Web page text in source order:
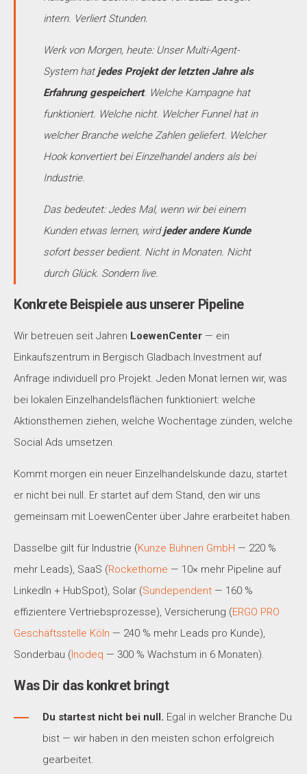
intern. Verliert Stunden.
Werk von Morgen, heute: Unser Multi-Agent-
System hat jedes Projekt der letzten Jahre als
Erfahrung gespeichert. Welche Kampagne hat
funktioniert. Welche nicht. Welcher Funnel hat in
welcher Branche welche Zahlen geliefert. Welcher
Hook konvertiert bei Einzelhandel anders als bei
Industrie.
Das bedeutet: Jedes Mal, wenn wir bei einem
Kunden etwas lernen, wirdjeder andere Kunde
sofort besser bedient. Nicht in Monaten. Nicht
durch Glück. Sondern live.
Konkrete Beispiele aus unserer Pipeline
Wir betreuen seit Jahren LoewenCenter — ein
Einkaufszentrum in Bergisch Gladbach.Investment auf
Anfrage individuell pro Projekt. Jeden Monat lernen wir, was
bei lokalen Einzelhandelsflächen funktioniert: welche
Aktionsthemen ziehen, welche Wochentage zünden, welche
Social Ads umsetzen.
Kommt morgen ein neuer Einzelhandelskunde dazu, startet
er nicht bei null. Er startet auf dem Stand, den wir uns
gemeinsam mit LoewenCenter über Jahre erarbeitet haben.
Dasselbe gilt für Industrie (Kunze Bühnen GmbH — 220 %
mehr Leads), SaaS (Rockethome — 10× mehr Pipeline auf
LinkedIn + HubSpot), Solar (Sundependent — 160 %
effizientere Vertriebsprozesse), Versicherung (ERGO PRO
Geschäftsstelle Köln — 240 % mehr Leads pro Kunde),
Sonderbau (Inodeq — 300 % Wachstum in 6 Monaten).
Was Dir das konkret bringt
Du startest nicht bei null. Egal in welcher Branche Du
bist — wir haben in den meisten schon erfolgreich
gearbeitet.